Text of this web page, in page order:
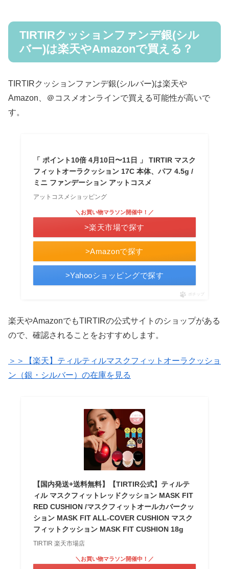
TIRTIRクッションファンデ銀(シル
バー)は楽天やAmazonで買える？
TIRTIRクッションファンデ銀(シルバー)は楽天や
Amazon、＠コスメオンラインで買える可能性が高いで
す。
「 ポイント10倍 4月10日〜11日 」 TIRTIR マスク
フィットオーラクッション 17C 本体、パフ 4.5g /
ミニ ファンデーション アットコスメ
アットコスメショッピング
>Amazonで探す
＼お買い物マラソン開催中！／
>楽天市場で探す
>Yahooショッピングで探す
ポチップ
楽天やAmazonでもTIRTIRの公式サイトのショップがある
ので、確認されることをおすすめします。
＞＞【楽天】ティルティルマスクフィットオーラクッショ
ン（銀・シルバー）の在庫を見る
【国内発送+送料無料】【TIRTIR公式】ティルテ
ィル マスクフィットレッドクッション MASK FIT
RED CUSHION /マスクフィットオールカバークッ
ション MASK FIT ALL-COVER CUSHION マスク
フィットクッション MASK FIT CUSHION 18g
TIRTIR 楽天市場店
＼お買い物マラソン開催中！／